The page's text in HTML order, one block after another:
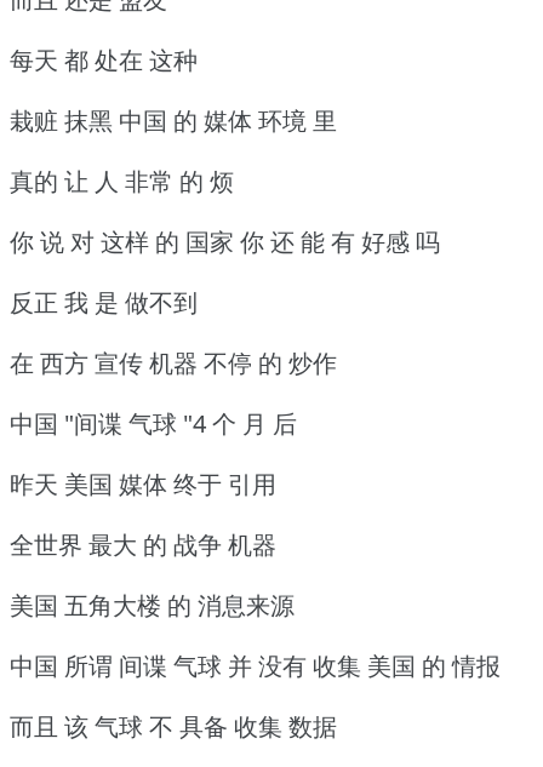
每天 都 处在 这种
栽赃 抹黑 中国 的 媒体 环境 里
真的 让 人 非常 的 烦
你 说 对 这样 的 国家 你 还 能 有 好感 吗
反正 我 是 做不到
在 西方 宣传 机器 不停 的 炒作
中国 "间谍 气球 "4 个 月 后
昨天 美国 媒体 终于 引用
全世界 最大 的 战争 机器
美国 五角大楼 的 消息来源
中国 所谓 间谍 气球 并 没有 收集 美国 的 情报
而且 该 气球 不 具备 收集 数据